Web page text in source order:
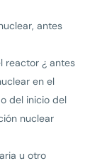
antes
reactor ¿ antes
en el
del inicio del
nuclear
u otro